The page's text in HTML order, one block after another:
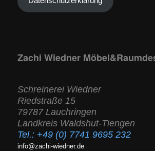
Zachi Wiedner
Schreinerei Wiedner
Riedstraße 15
79787 Lauchringen
Landkreis Waldshut-Tiengen
Tel.: +49 (0) 7741 9695 232
info@zachi-wiedner.de